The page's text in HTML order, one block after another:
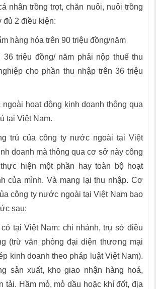
nhân trồng trọt, chăn nuôi, nuôi trồng
đủ 2 điều kiện:
hàng hóa trên 90 triệu đồng/năm
36 triệu đồng/ năm phải nộp thuế thu
cho phần thu nhập trên 36 triệu
hoạt động kinh doanh thông qua
tại Việt Nam.
trú của công ty nước ngoài tại Việt
doanh mà thông qua cơ sở này công
hiện một phần hay toàn bộ hoạt
của mình. Và mang lại thu nhập. Cơ
công ty nước ngoài tại Việt Nam bao
sau:
tại Việt Nam: chi nhánh, trụ sở điều
(trừ văn phòng đại diện thương mại
kinh doanh theo pháp luật Việt Nam).
sản xuất, kho giao nhận hàng hoá,
tải. Hầm mỏ, mỏ dầu hoặc khí đốt, địa